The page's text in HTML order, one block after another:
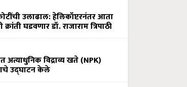
उलाढाल: हेलिकॉप्टरनंतर आता
घडवणार डॉ. राजाराम त्रिपाठी
अत्याधुनिक विद्राव्य खते (NPK)
उद्घाटन केले